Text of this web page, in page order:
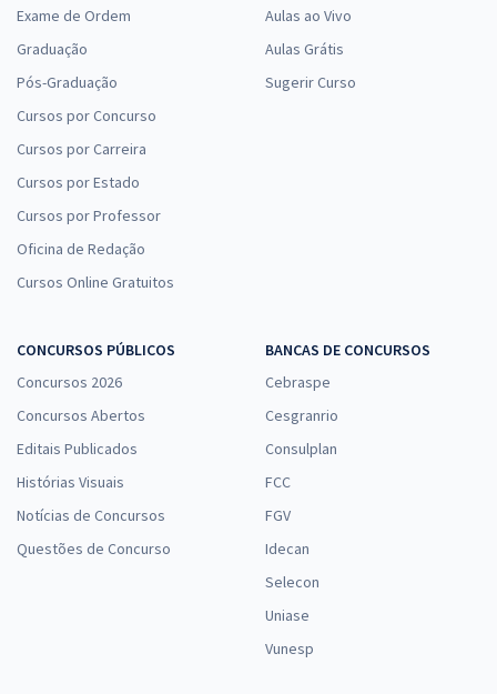
Exame de Ordem
Graduação
Pós-Graduação
Cursos por Concurso
Cursos por Carreira
Cursos por Estado
Cursos por Professor
Oficina de Redação
Cursos Online Gratuitos
Aulas ao Vivo
Aulas Grátis
Sugerir Curso
CONCURSOS PÚBLICOS
Concursos 2026
Concursos Abertos
Editais Publicados
Histórias Visuais
Notícias de Concursos
Questões de Concurso
BANCAS DE CONCURSOS
Cebraspe
Cesgranrio
Consulplan
FCC
FGV
Idecan
Selecon
Uniase
Vunesp